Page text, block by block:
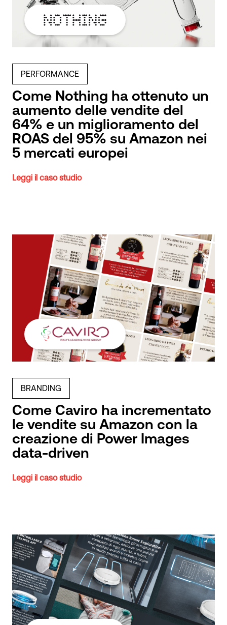
PERFORMANCE
Come Nothing ha ottenuto un
aumento delle vendite del
64% e un miglioramento del
ROAS del 95% su Amazon nei
5 mercati europei
Leggi il caso studio
BRANDING
Come Caviro ha incrementato
le vendite su Amazon con la
creazione di Power Images
data-driven
Leggi il caso studio